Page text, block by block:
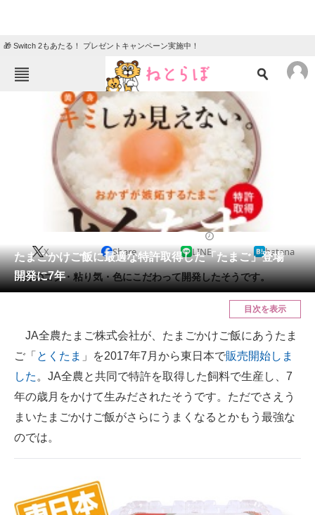
🎁 Switch 2もあたる！ プレゼントキャンペーン実施中！
ねとらぼメニュー
ニュース
クイズ
地域
教育・育児
リサーチ
会員記事
メディア
ITの今と未来を見通す
スマホと通信の最新トレンド
進化するPCとデバイスの未来
好きが集まる 比べて選べる
AI活用のいまが分かる
たまごかけご飯に最適な特許取得した「たまご」登場
開発に7年
X Share LINE hatena
黄身のコク・粘り気・色にこだわって開発したそうです。
目次を表示
JA全農たまご株式会社が、たまごかけご飯にあうたま
ご「 とくたま 」を2017年7月から東日本で販売開始しま
した 。JA全農と共同で特許を取得した飼料で生産し、7
年の歳月をかけて生みだされたそうです。ただでさえう
まいたまごかけご飯がさらにうまくなるとかもう最強な
のでは。